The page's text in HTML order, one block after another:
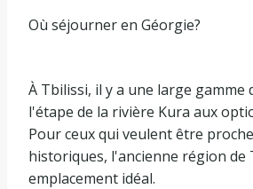
Où séjourner en Géorgie?
À Tbilissi, il y a une large gamme
l'étape de la rivière Kura aux
Pour ceux qui veulent être
historiques, l'ancienne région de
emplacement idéal.